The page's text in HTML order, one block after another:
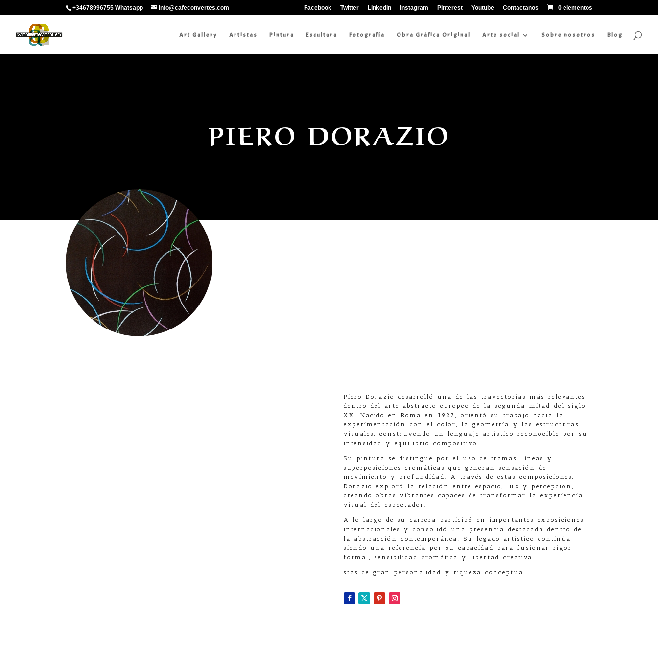
+34678996755 Whatsapp info@cafeconvertes.com Facebook Twitter Linkedin Instagram Pinterest Youtube Contactanos 0 elementos
Art Gallery Artistas Pintura Escultura Fotografía Obra Gráfica Original Arte social Sobre nosotros Blog
PIERO DORAZIO
Piero Dorazio
desarrolló una de las trayectorias más relevantes
dentro del arte abstracto europeo de la segunda mitad del siglo
XX. Nacido en Roma en 1927, orientó su trabajo hacia la
experimentación con el color, la geometría y las estructuras
visuales, construyendo un lenguaje artístico reconocible por su
intensidad y equilibrio compositivo.
Su pintura se distingue por el uso de tramas, líneas y
superposiciones cromáticas que generan sensación de
movimiento y profundidad. A través de estas composiciones,
Dorazio exploró la relación entre espacio, luz y percepción,
creando obras vibrantes capaces de transformar la experiencia
visual del espectador.
A lo largo de su carrera participó en importantes exposiciones
internacionales y consolidó una presencia destacada dentro de
la abstracción contemporánea. Su legado artístico continúa
siendo una referencia por su capacidad para fusionar rigor
formal, sensibilidad cromática y libertad creativa.
stas de gran personalidad y riqueza conceptual.